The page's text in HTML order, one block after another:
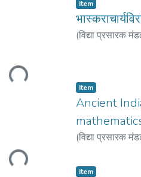
Item
(विद्या प्रसारक
Item
Ancient
(विद्या प्रसारक
Item